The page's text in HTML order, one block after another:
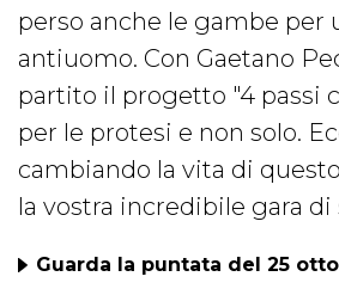
perso anche le gambe per
antiuomo. Con Gaetano
partito il progetto "4 passi
per le protesi e non solo.
cambiando la vita di
la vostra incredibile gara di
Guarda la puntata del 25